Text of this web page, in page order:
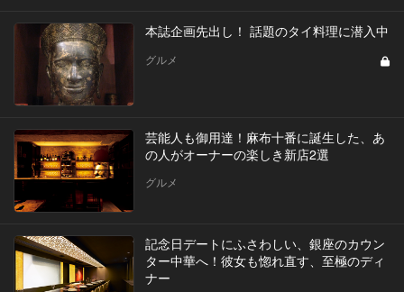
本誌企画先出し！ 話題のタイ料理に潜入中
グルメ
芸能人も御用達！麻布十番に誕生した、あ
の人がオーナーの楽しき新店2選
グルメ
記念日デートにふさわしい、銀座のカウン
ター中華へ！彼女も惚れ直す、至極のディ
ナー